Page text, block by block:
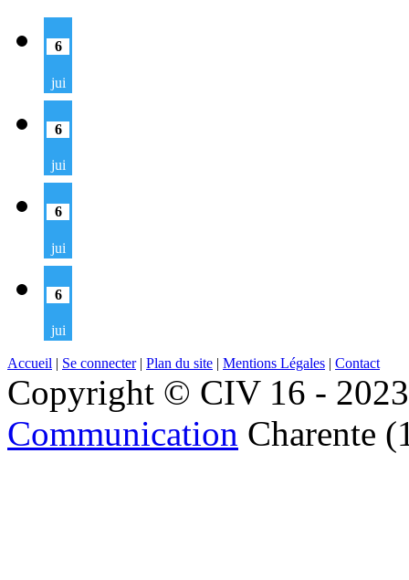
6
jui
6
jui
6
jui
6
jui
Accueil | Se connecter| Plan du site | Mentions Légales | Contact
Copyright © CIV 16 -
Communication Charente